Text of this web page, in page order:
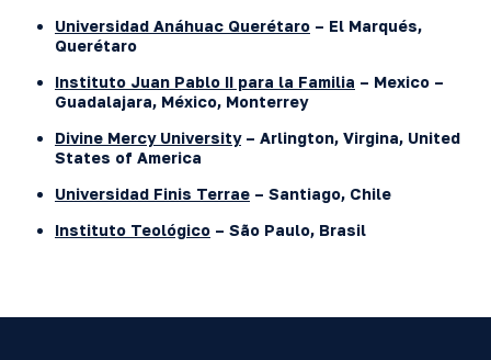
Universidad Anáhuac Querétaro – El Marqués,
Querétaro
Instituto Juan Pablo II para la Familia – Mexico –
Guadalajara, México, Monterrey
Divine Mercy University– Arlington, Virgina, United
States of America
Universidad Finis Terrae – Santiago, Chile
Instituto Teológico – São Paulo, Brasil